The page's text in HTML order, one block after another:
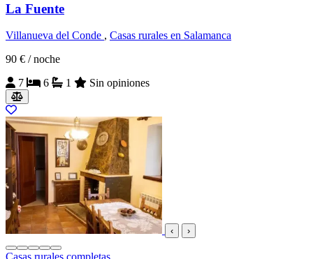
La Fuente
Villanueva del Conde , Casas rurales en Salamanca
90 € / noche
7
6 1 Sin opiniones
‹ ›